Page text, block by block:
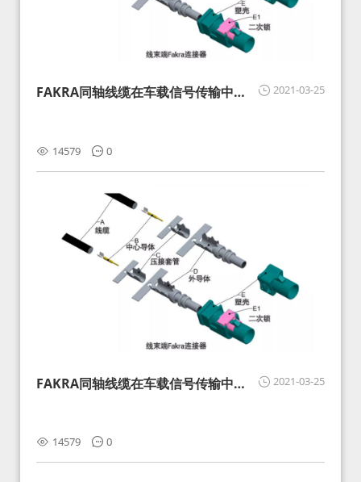
2021-03-25
FAKRA同轴线缆在车载信号传输中的
14579 0
2021-03-25
FAKRA同轴线缆在车载信号传输中的
14579 0